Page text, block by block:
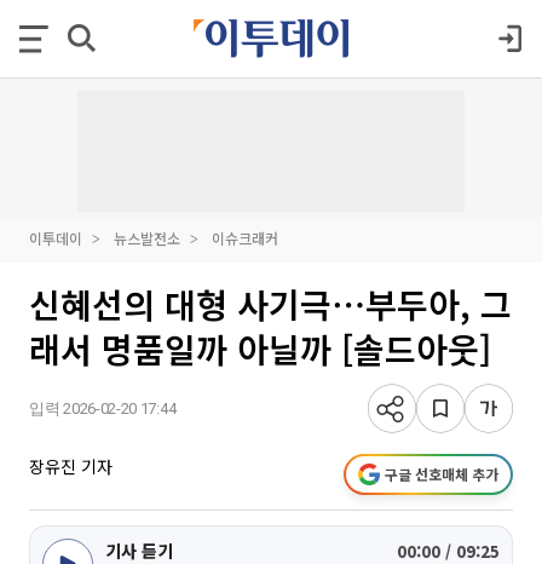
이투데이 뉴스발전소 이슈크래커
신혜선의 대형 사기극⋯부두아, 그
래서 명품일까 아닐까 [솔드아웃]
입력 2026-02-20 17:44
장유진 기자 구글 선호매체 추가
기사 듣기 00:00 / 09:25